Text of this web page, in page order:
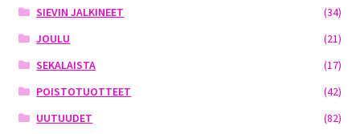
SIEVIN JALKINEET
(34)
JOULU
(21)
SEKALAISTA
(17)
POISTOTUOTTEET
(42)
UUTUUDET
(82)